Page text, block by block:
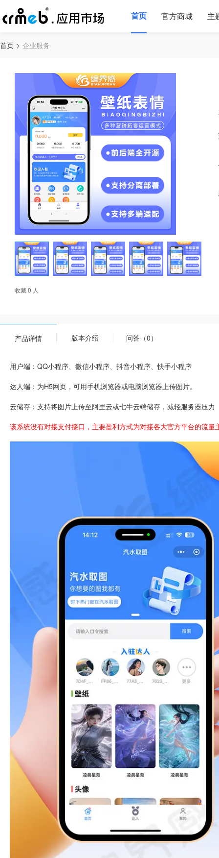
首页 官方商城 主
首页 企业服务
收藏 0 人
产品详情 版本介绍 问答（0）
用户端：QQ小程序、微信小程序、抖音小程序、快手小程序
达人端：为H5网页，可用手机浏览器或电脑浏览器上传图片。
云储存：支持将图片上传至阿里云或七牛云端储存，减轻服务器压力
该系统没有对接支付接口，主要盈利方式为对接各大官方平台的流